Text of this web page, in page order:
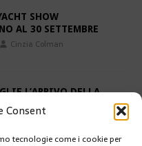
Consent
tecnologie come i cookie per
SHOW
AL 30 SETTEMBRE
Cinzia Colman
L’ARRIVO DELLA
« DA LONDRA A MONACO
OCEANI »